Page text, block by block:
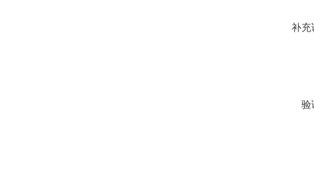
补充
验